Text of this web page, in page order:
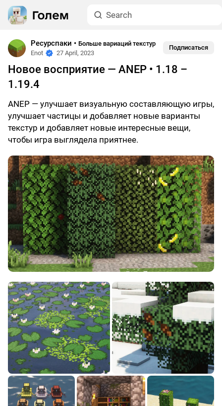
Ресурспаки • Больше вариаций текстур
Enot
27 April, 2023
Подписаться
Новое восприятие — ANEP • 1.18 –
1.19.4
ANEP — улучшает визуальную составляющую игры,
улучшает частицы и добавляет новые варианты
текстур и добавляет новые интересные вещи,
чтобы игра выглядела приятнее.